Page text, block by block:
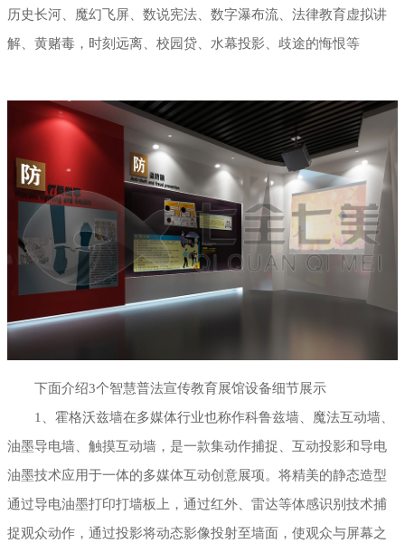
历史长河、魔幻飞屏、数说宪法、数字瀑布流、法律教育虚拟讲
解、黄赌毒，时刻远离、校园贷、水幕投影、歧途的悔恨等
下面介绍3个智慧普法宣传教育展馆设备细节展示
1、霍格沃兹墙在多媒体行业也称作科鲁兹墙、魔法互动墙、
油墨导电墙、触摸互动墙，是一款集动作捕捉、互动投影和导电
油墨技术应用于一体的多媒体互动创意展项。将精美的静态造型
通过导电油墨打印打墙板上，通过红外、雷达等体感识别技术捕
捉观众动作，通过投影将动态影像投射至墙面，使观众与屏幕之